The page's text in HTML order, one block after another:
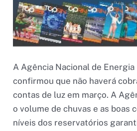
A Agência Nacional de
confirmou que não haverá
contas de luz em março. A
o volume de chuvas e as boas
níveis dos reservatórios